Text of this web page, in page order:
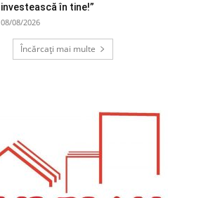
investească în tine!”
08/08/2026
Încărcați mai multe